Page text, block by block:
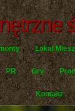
Lokal
PR Gry
Kontakt